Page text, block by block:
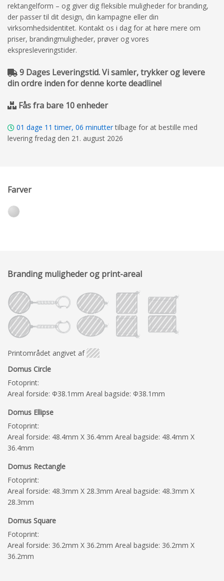
rektangelform – og giver dig fleksible muligheder for branding,
der passer til dit design, din kampagne eller din
virksomhedsidentitet. Kontakt os i dag for at høre mere om
priser, brandingmuligheder, prøver og vores
ekspresleveringstider.
9 Dages Leveringstid. Vi samler, trykker og levere
din ordre inden for denne korte deadline!
Fås fra bare 10 enheder
01 dage 11 timer, 06 minuttertilbage for at bestille med
levering fredag den 21. august 2026
Farver
Branding muligheder og print-areal
Printområdet angivet af
Domus Circle
Fotoprint:
Areal forside: Φ38.1mm Areal bagside: Φ38.1mm
Domus Ellipse
Fotoprint:
Areal forside: 48.4mm X 36.4mm Areal bagside: 48.4mm X
36.4mm
Domus Rectangle
Fotoprint:
Areal forside: 48.3mm X 28.3mm Areal bagside: 48.3mm X
28.3mm
Domus Square
Fotoprint:
Areal forside: 36.2mm X 36.2mm Areal bagside: 36.2mm X
36.2mm